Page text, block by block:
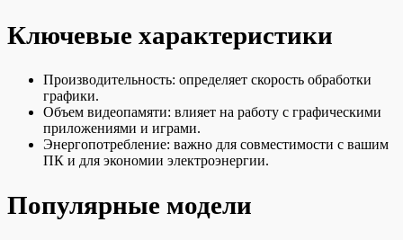
Ключевые характеристики
Производительность: определяет скорость обработки
графики.
Объем видеопамяти: влияет на работу с графическими
приложениями и играми.
Энергопотребление: важно для совместимости с вашим
ПК и для экономии электроэнергии.
Популярные модели